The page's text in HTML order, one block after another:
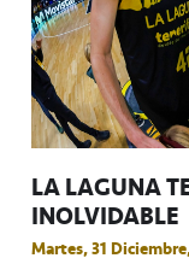
LA LAGUNA
INOLVIDABLE
Martes, 31